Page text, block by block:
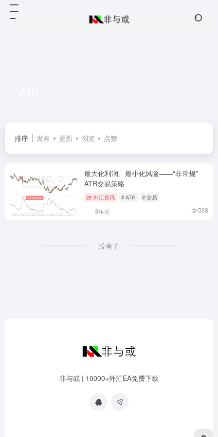
排序 发布 更新 浏览 点赞
最大化利润、最小化风险——“非常规”
ATR交易策略
外汇资讯 # ATR # 交易
3年前 598
没有了
非与或 | 10000+外汇EA免费下载